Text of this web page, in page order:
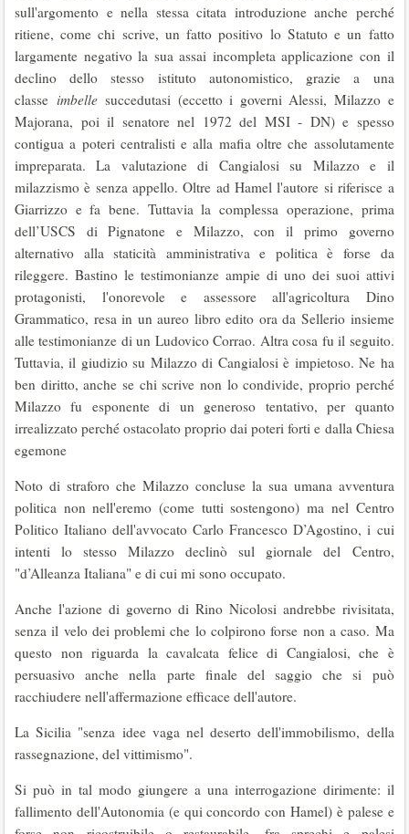
sull'argomento e nella stessa citata introduzione anche perché
ritiene, come chi scrive, un fatto positivo lo Statuto e un fatto
largamente negativo la sua assai incompleta applicazione con il
declino dello stesso istituto autonomistico, grazie a una
classe imbellesuccedutasi (eccetto i governi Alessi, Milazzo e
Majorana, poi il senatore nel 1972 del MSI - DN) e spesso
contigua a poteri centralisti e alla mafia oltre che assolutamente
impreparata. La valutazione di Cangialosi su Milazzo e il
milazzismo è senza appello. Oltre ad Hamel l'autore si riferisce a
Giarrizzo e fa bene. Tuttavia la complessa operazione, prima
dell’USCS di Pignatone e Milazzo, con il primo governo
alternativo alla staticità amministrativa e politica è forse da
rileggere. Bastino le testimonianze ampie di uno dei suoi attivi
protagonisti, l'onorevole e assessore all'agricoltura Dino
Grammatico, resa in un aureo libro edito ora da Sellerio insieme
alle testimonianze di un Ludovico Corrao. Altra cosa fu il seguito.
Tuttavia, il giudizio su Milazzo di Cangialosi è impietoso. Ne ha
ben diritto, anche se chi scrive non lo condivide, proprio perché
Milazzo fu esponente di un generoso tentativo, per quanto
irrealizzato perché ostacolato proprio dai poteri forti e dalla Chiesa
egemone
Noto di straforo che Milazzo concluse la sua umana avventura
politica non nell'eremo (come tutti sostengono) ma nel Centro
Politico Italiano dell'avvocato Carlo Francesco D’Agostino, i cui
intenti lo stesso Milazzo declinò sul giornale del Centro,
"d’Alleanza Italiana" e di cui mi sono occupato.
Anche l'azione di governo di Rino Nicolosi andrebbe rivisitata,
senza il velo dei problemi che lo colpirono forse non a caso. Ma
questo non riguarda la cavalcata felice di Cangialosi, che è
persuasivo anche nella parte finale del saggio che si può
racchiudere nell'affermazione efficace dell'autore.
La Sicilia "senza idee vaga nel deserto dell'immobilismo, della
rassegnazione, del vittimismo".
Si può in tal modo giungere a una interrogazione dirimente: il
fallimento dell'Autonomia (e qui concordo con Hamel) è palese e